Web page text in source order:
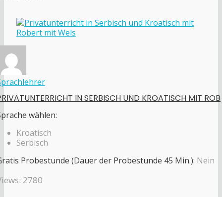
IN SERBISCH UND KROATISCH MIT ROB
wählen:
Kroatisch
Serbisch
Probestunde (Dauer der Probestunde 45 Min.): Nein
2780